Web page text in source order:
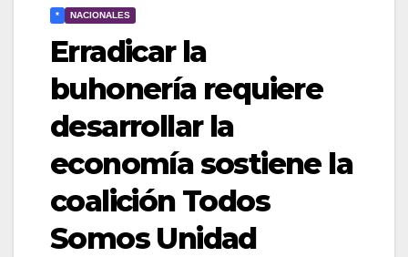
* NACIONALES
Erradicar la
buhonería requiere
desarrollar la
economía sostiene la
coalición Todos
Somos Unidad